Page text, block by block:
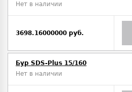
Нет в наличии
3698.16000000 руб.
Бур SDS-Plus 15/160
Нет в наличии